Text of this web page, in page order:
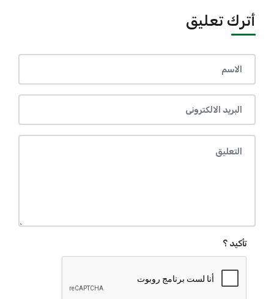
أترك تعليق
تأكيد ؟